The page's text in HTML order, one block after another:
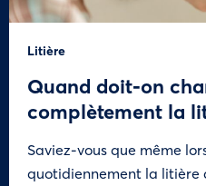
Litière
Quand doit-on
complètement la
Saviez-vous que même
quotidiennement la litière